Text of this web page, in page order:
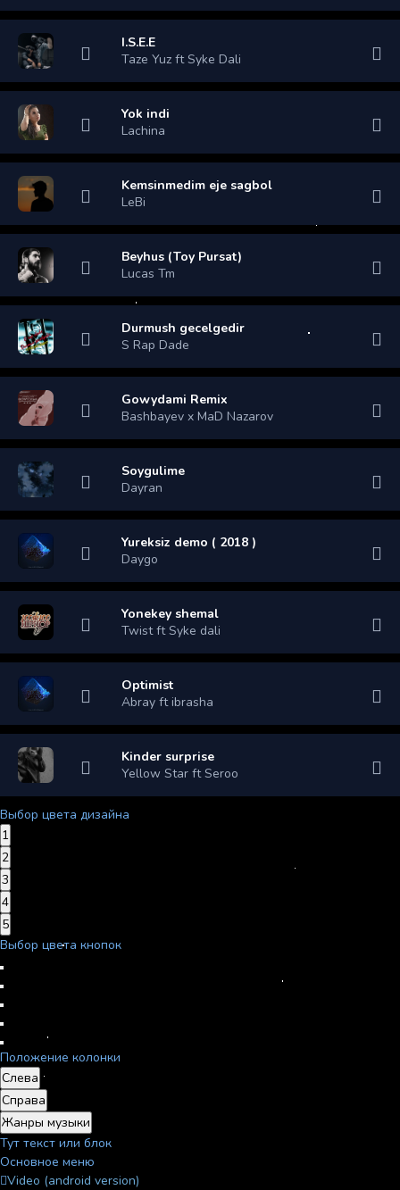
I.S.E.E
Taze Yuz ft Syke Dali
Yok indi
Lachina
Kemsinmedim eje sagbol
LeBi
Beyhus (Toy Pursat)
Lucas Tm
Durmush gecelgedir
S Rap Dade
Gowydami Remix
Bashbayev x MaD Nazarov
Soygulime
Dayran
Yureksiz demo ( 2018 )
Daygo
Yonekey shemal
Twist ft Syke dali
Optimist
Abray ft ibrasha
Kinder surprise
Yellow Star ft Seroo
Выбор цвета дизайна
1
2
3
4
5
Выбор цвета кнопок
Положение колонки
Слева
Справа
Жанры музыки
Тут текст или блок
Основное меню
Video (android version)